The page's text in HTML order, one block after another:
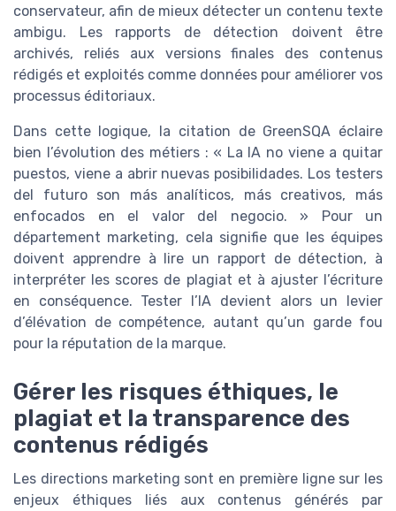
conservateur, afin de mieux détecter un contenu texte
ambigu. Les rapports de détection doivent être
archivés, reliés aux versions finales des contenus
rédigés et exploités comme données pour améliorer vos
processus éditoriaux.
Dans cette logique, la citation de GreenSQA éclaire
bien l’évolution des métiers : « La IA no viene a quitar
puestos, viene a abrir nuevas posibilidades. Los testers
del futuro son más analíticos, más creativos, más
enfocados en el valor del negocio. » Pour un
département marketing, cela signifie que les équipes
doivent apprendre à lire un rapport de détection, à
interpréter les scores de plagiat et à ajuster l’écriture
en conséquence. Tester l’IA devient alors un levier
d’élévation de compétence, autant qu’un garde fou
pour la réputation de la marque.
Gérer les risques éthiques, le
plagiat et la transparence des
contenus rédigés
Les directions marketing sont en première ligne sur les
enjeux éthiques liés aux contenus générés par